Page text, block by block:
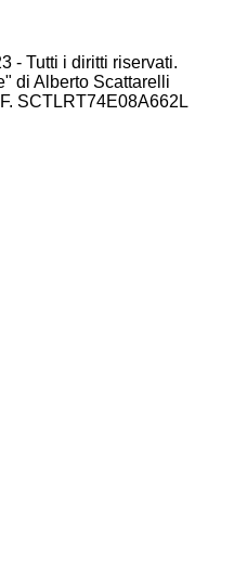
- Tutti i diritti riservati.
di Alberto Scattarelli
SCTLRT74E08A662L